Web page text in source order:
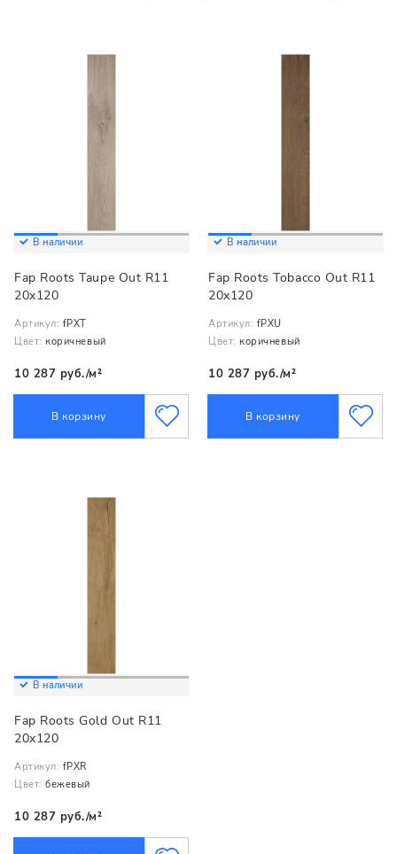
В наличии
Fap Roots Taupe Out R11
20x120
Артикул: fPXT
Цвет: коричневый
10 287 руб./м²
В корзину
В наличии
Fap Roots Tobacco Out R11
20x120
Артикул: fPXU
Цвет: коричневый
10 287 руб./м²
В корзину
В наличии
Fap Roots Gold Out R11
20x120
Артикул: fPXR
Цвет: бежевый
10 287 руб./м²